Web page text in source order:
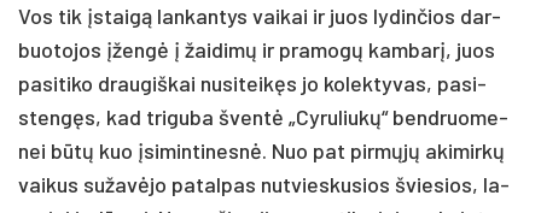
Vos tik įstaigą lan­kan­tys vai­kai ir juos ly­din­čios dar­
buo­to­jos įžengė į žai­dimų ir pra­mogų kam­barį, juos
pa­si­ti­ko drau­giš­kai nu­si­teikęs jo ko­lek­ty­vas, pa­si­
stengęs, kad tri­gu­ba šventė „Cy­ru­liukų“ bend­ruo­me­
nei būtų kuo įsi­min­ti­nesnė. Nuo pat pirmųjų aki­mirkų
vai­kus su­žavė­jo pa­tal­pas nu­tvies­ku­sios švie­sios, la­